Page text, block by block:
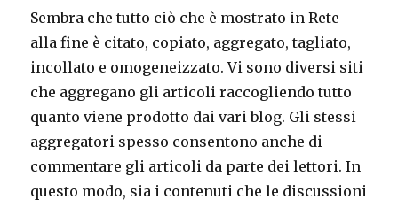
Sembra che tutto ciò che è mostrato in Rete
alla fine è citato, copiato, aggregato, tagliato,
incollato e omogeneizzato. Vi sono diversi siti
che aggregano gli articoli raccogliendo tutto
quanto viene prodotto dai vari blog. Gli stessi
aggregatori spesso consentono anche di
commentare gli articoli da parte dei lettori. In
questo modo, sia i contenuti che le discussioni